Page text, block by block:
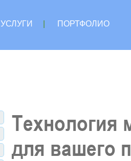
УСЛУГИ
ПОРТФОЛИО
Технология
для вашего